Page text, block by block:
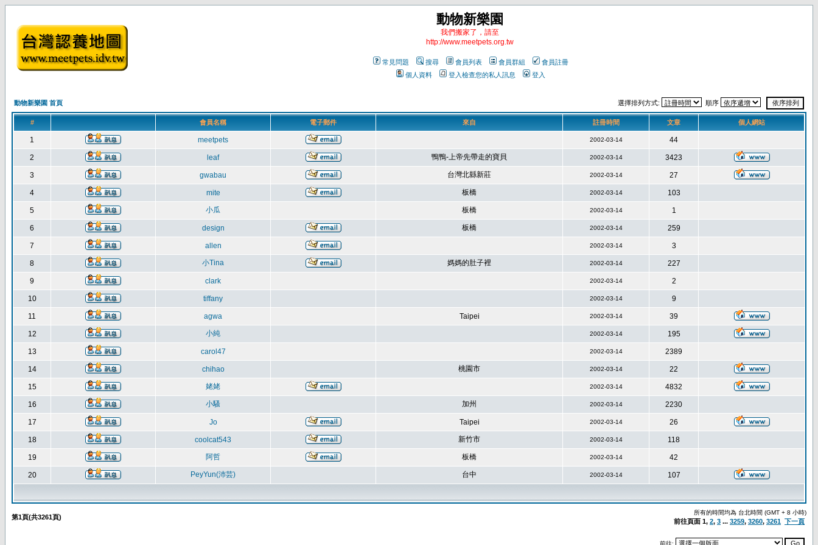
動物新樂園
我們搬家了，請至
http://www.meetpets.org.tw
常見問題 搜尋 會員列表 會員群組
會員註冊
個人資料
登入檢查您的私人訊息 登入
動物新樂園 首頁 選擇排列方式: 順序
# 會員名稱 電子郵件 來自 註冊時間 文章 個人網站
1 meetpets 2002-03-14 44
2 leaf 鴨鴨-上帝先帶走的寶貝 2002-03-14 3423
3 gwabau 台灣北縣新莊 2002-03-14 27
4 mite 板橋 2002-03-14 103
5 小瓜 板橋 2002-03-14 1
6 design 板橋 2002-03-14 259
7 allen 2002-03-14 3
8 小Tina 媽媽的肚子裡 2002-03-14 227
9 clark 2002-03-14 2
10 tiffany 2002-03-14 9
11 agwa Taipei 2002-03-14 39
12 小純 2002-03-14 195
13 carol47 2002-03-14 2389
14 chihao 桃園市 2002-03-14 22
15 姥姥 2002-03-14 4832
16 小騷 加州 2002-03-14 2230
17 Jo Taipei 2002-03-14 26
18 coolcat543 新竹市 2002-03-14 118
19 阿哲 板橋 2002-03-14 42
20 PeyYun(沛芸) 台中 2002-03-14 107
第1頁(共3261頁)
所有的時間均為 台北時間 (GMT + 8 小時)
前往頁面 1, 2, 3 ... 3259, 3260, 3261 下一頁
前往: